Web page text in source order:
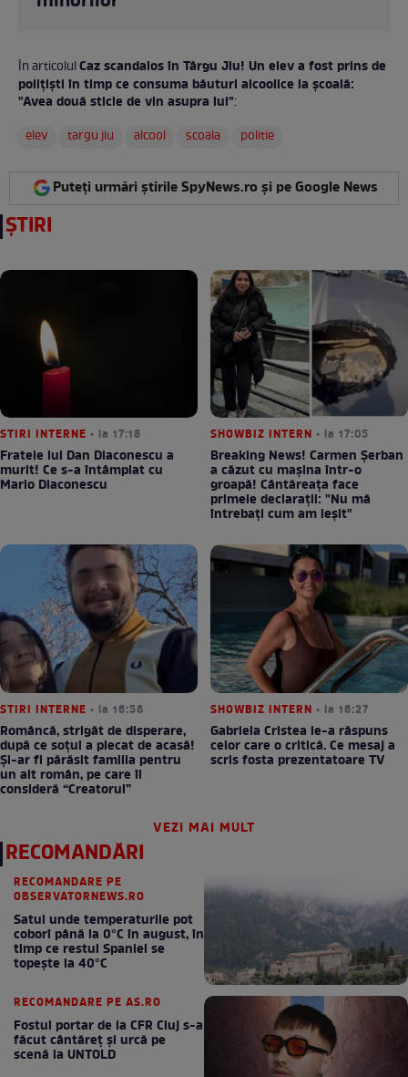
În articolulCaz scandalos în Târgu Jiu! Un elev a fost prins de
polițiști în timp ce consuma băuturi alcoolice la școală:
"Avea două sticle de vin asupra lui":
elev
targu jiu alcool scoala politie
Puteți urmări știrile SpyNews.ro și pe Google News
ȘTIRI
STIRI INTERNE • la 17:18
Fratele lui Dan Diaconescu a
murit! Ce s-a întâmplat cu
Mario Diaconescu
SHOWBIZ INTERN • la 17:05
Breaking News! Carmen Șerban
a căzut cu mașina într-o
groapă! Cântăreața face
primele declarații: "Nu mă
întrebați cum am ieșit"
STIRI INTERNE • la 16:56
Româncă, strigăt de disperare,
după ce soțul a plecat de acasă!
Și-ar fi părăsit familia pentru
un alt român, pe care îl
consideră “Creatorul”
SHOWBIZ INTERN • la 16:27
Gabriela Cristea le-a răspuns
celor care o critică. Ce mesaj a
scris fosta prezentatoare TV
VEZI MAI MULT
RECOMANDĂRI
RECOMANDARE PE
OBSERVATORNEWS.RO
Satul unde temperaturile pot
coborî până la 0°C în august, în
timp ce restul Spaniei se
topește la 40°C
RECOMANDARE PE AS.RO
Fostul portar de la CFR Cluj s-a
făcut cântăreţ şi urcă pe
scenă la UNTOLD